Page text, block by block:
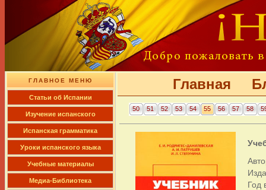
ГЛАВНОЕ МЕНЮ
Cтатьи об Испании
Изучение испанского
Испанская грамматика
Уроки испанского языка
Учебные материалы
Медиа-Библиотека
Главная
50 51 52 53 54 55 56 57 58
Год